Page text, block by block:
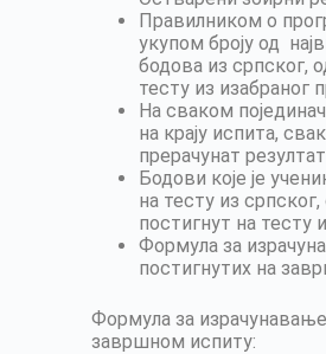
Правилником о
укупом броју од
бодова из српског,
тесту из изабраног
На сваком
на крају испита,
прерачунат
Бодови које је
на тесту из
постигнут на тесту
Формула за
постигнутих на
Формула за
завршном испиту: